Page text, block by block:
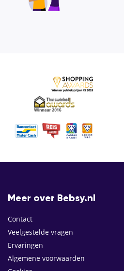
Meer over Bebsy.nl
Contact
Veelgestelde vragen
Ervaringen
Algemene voorwaarden